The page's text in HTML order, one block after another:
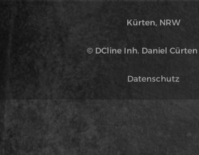
Kürten, NRW
© DCline Inh. Daniel Cürten
Datenschutz